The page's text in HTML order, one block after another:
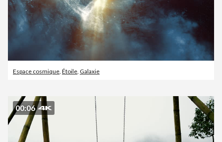
Espace cosmique Étoile Galaxie
00:06